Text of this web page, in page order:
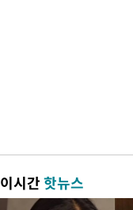
이시간핫뉴스